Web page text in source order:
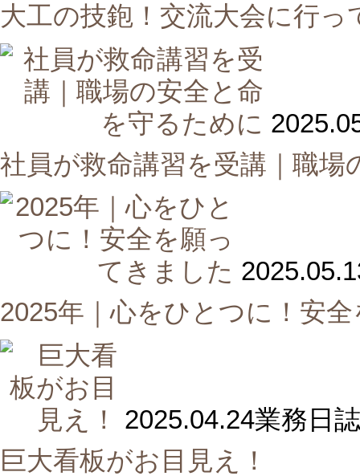
大工の技鉋！交流大会に行っ
社員が救命講習を受講｜職
2025年｜心をひとつに！安
2025.04.24業務日誌
巨大看板がお目見え！